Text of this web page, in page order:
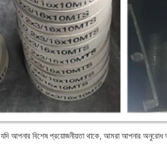
যদি আপনার বিশেষ প্রয়োজনীয়তা থাকে, আমরা আপনার অনুরোধ